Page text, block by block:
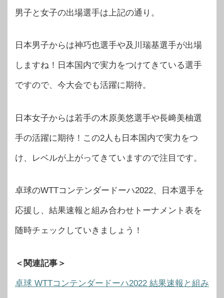
男子と女子の出場選手は上記の通り。
日本男子からは神巧也選手や及川瑞基選手が出場
しますね！日本国内で実力をつけてきている選手
ですので、今大会でも活躍に期待。
日本女子からは若手の木原美悠選手や長﨑美柚選
手の活躍に期待！この2人も日本国内で実力をつ
け、レベルが上がってきていますので注目です。
卓球のWTTコンテンダードーハ2022、日本選手を
応援し、結果速報と組み合わせトーナメント表を
随時チェックしていきましょう！
＜関連記事＞
卓球 WTTコンテンダードーハ2022 結果速報と組み